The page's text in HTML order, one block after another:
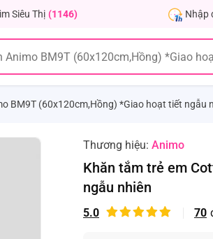
Siêu Thị (1146) Nhập
BM9T (60x120cm,Hồng) *Giao hoạt tiết ngẫu
Thương hiệu: Animo
Khăn tắm trẻ em
ngẫu nhiên
5.0 70